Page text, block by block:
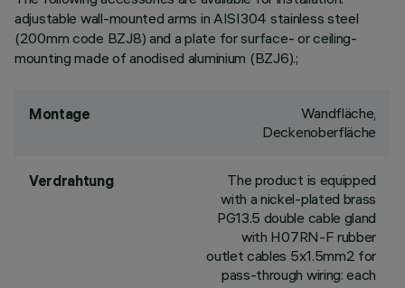
adjustable wall-mounted arms in AISI304 stainless steel
(200mm code BZJ8) and a plate for surface- or ceiling-
mounting made of anodised aluminium (BZJ6).;
Montage
Wandfläche,
Deckenoberfläche
Verdrahtung
The product is equipped
with a nickel-plated brass
PG13.5 double cable gland
with H07RN-F rubber
outlet cables 5x1.5mm2 for
pass-through wiring: each